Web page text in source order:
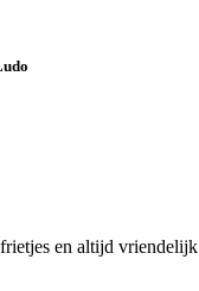
en altijd vriendelijk